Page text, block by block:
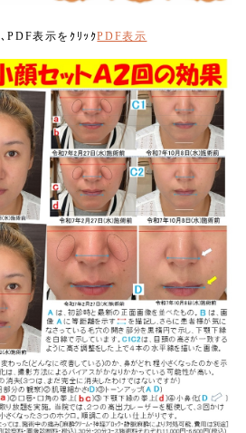
､PDF表示をｸﾘｯｸPDF表示